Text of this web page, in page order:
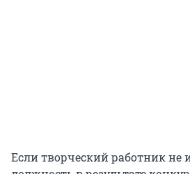
Если творческий работник не